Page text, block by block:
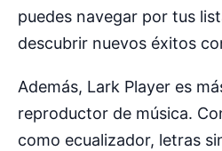
puedes navegar por tus
descubrir nuevos éxitos
Además, Lark Player es
reproductor de música.
como ecualizador, letras